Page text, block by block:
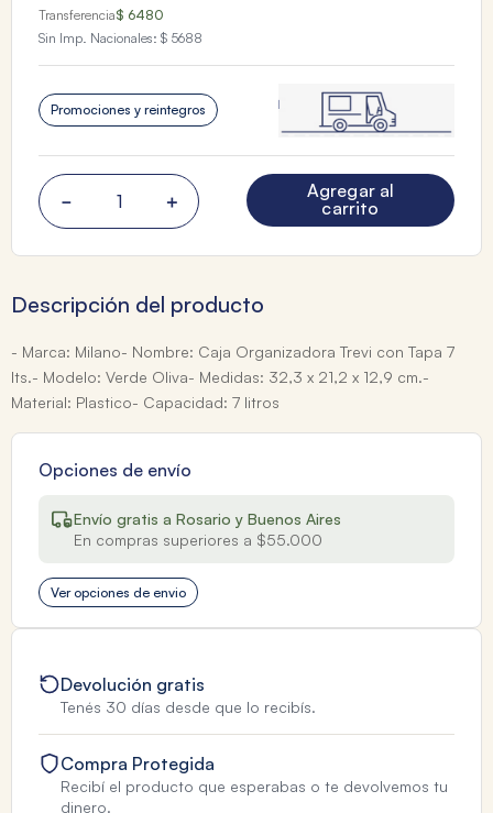
Transferencia$ 6480
Sin Imp. Nacionales: $ 5688
Promociones y reintegros
＋
－
Agregar al
carrito
Descripción del producto
- Marca: Milano- Nombre: Caja Organizadora Trevi con Tapa 7
lts.- Modelo: Verde Oliva- Medidas: 32,3 x 21,2 x 12,9 cm.-
Material: Plastico- Capacidad: 7 litros
Opciones de envío
Envío gratis a Rosario y Buenos Aires
En compras superiores a $55.000
Ver opciones de envio
Devolución gratis
Tenés 30 días desde que lo recibís.
Compra Protegida
Recibí el producto que esperabas o te devolvemos tu
dinero.